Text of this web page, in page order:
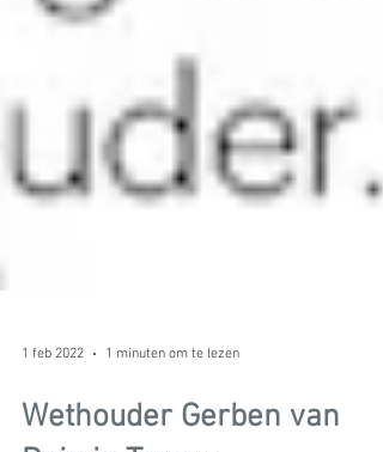
1 feb 2022 1 minuten om te lezen